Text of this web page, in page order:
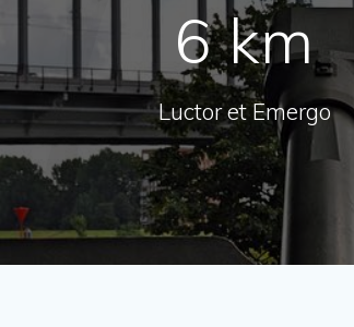
6 km
Luctor et Emergo